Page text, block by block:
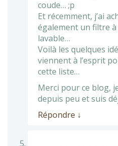
coude… ;p
Et récemment, j’ai
également un filtre à
lavable…
Voilà les quelques
viennent à l’esprit
cette liste…
Merci pour ce blog,
depuis peu et suis
Répondre ↓